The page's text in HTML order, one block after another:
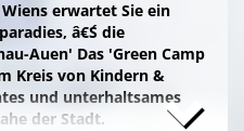
erwartet Sie ein
â€Ś die
Auen' Das 'Green Camp
Kreis von Kindern &
und unterhaltsames
der Stadt.